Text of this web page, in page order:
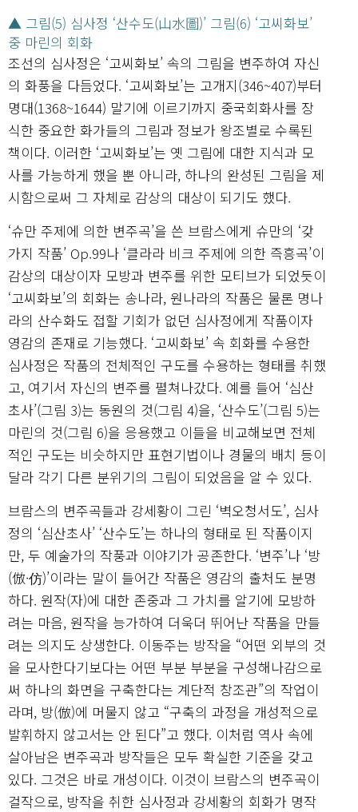
▲ 그림(5) 심사정 ‘산수도(山水圖)’ 그림(6) ‘고씨화보’
중 마린의 회화
조선의 심사정은 ‘고씨화보’ 속의 그림을 변주하여 자신
의 화풍을 다듬었다. ‘고씨화보’는 고개지(346~407)부터
명대(1368~1644) 말기에 이르기까지 중국회화사를 장
식한 중요한 화가들의 그림과 정보가 왕조별로 수록된
책이다. 이러한 ‘고씨화보’는 옛 그림에 대한 지식과 모
사를 가능하게 했을 뿐 아니라, 하나의 완성된 그림을 제
시함으로써 그 자체로 감상의 대상이 되기도 했다.
‘슈만 주제에 의한 변주곡’을 쓴 브람스에게 슈만의 ‘갖
가지 작품’ Op.99나 ‘클라라 비크 주제에 의한 즉흥곡’이
감상의 대상이자 모방과 변주를 위한 모티브가 되었듯이
‘고씨화보’의 회화는 송나라, 원나라의 작품은 물론 명나
라의 산수화도 접할 기회가 없던 심사정에게 작품이자
영감의 존재로 기능했다. ‘고씨화보’ 속 회화를 수용한
심사정은 작품의 전체적인 구도를 수용하는 형태를 취했
고, 여기서 자신의 변주를 펼쳐나갔다. 예를 들어 ‘심산
초사’(그림 3)는 동원의 것(그림 4)을, ‘산수도’(그림 5)는
마린의 것(그림 6)을 응용했고 이들을 비교해보면 전체
적인 구도는 비슷하지만 표현기법이나 경물의 배치 등이
달라 각기 다른 분위기의 그림이 되었음을 알 수 있다.
브람스의 변주곡들과 강세황이 그린 ‘벽오청서도’, 심사
정의 ‘심산초사’ ‘산수도’는 하나의 형태로 된 작품이지
만, 두 예술가의 작풍과 이야기가 공존한다. ‘변주’나 ‘방
(倣·仿)’이라는 말이 들어간 작품은 영감의 출처도 분명
하다. 원작(자)에 대한 존중과 그 가치를 알기에 모방하
려는 마음, 원작을 능가하여 더욱더 뛰어난 작품을 만들
려는 의지도 상생한다. 이동주는 방작을 “어떤 외부의 것
을 모사한다기보다는 어떤 부분 부분을 구성해나감으로
써 하나의 화면을 구축한다는 계단적 창조관”의 작업이
라며, 방(倣)에 머물지 않고 “구축의 과정을 개성적으로
발휘하지 않고서는 안 된다”고 했다. 이처럼 역사 속에
살아남은 변주곡과 방작들은 모두 확실한 기준을 갖고
있다. 그것은 바로 개성이다. 이것이 브람스의 변주곡이
걸작으로, 방작을 취한 심사정과 강세황의 회화가 명작